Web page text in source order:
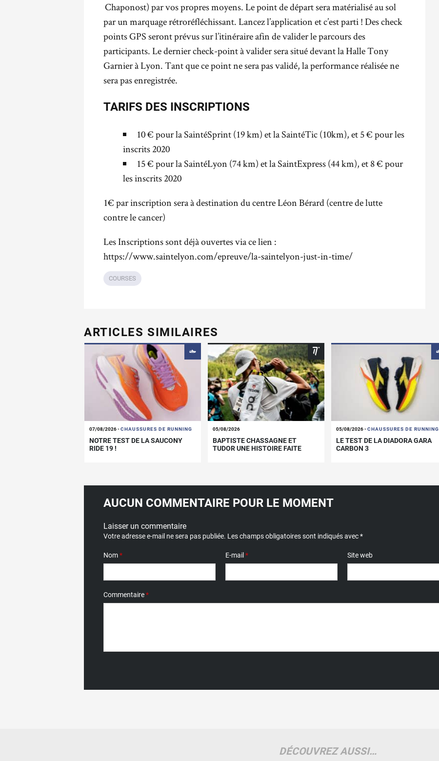
Chaponost) par vos propres moyens. Le point de départ sera matérialisé au sol
par un marquage rétroréfléchissant. Lancez l’application et c’est parti ! Des check
points GPS seront prévus sur l’itinéraire afin de valider le parcours des
participants. Le dernier check-point à valider sera situé devant la Halle Tony
Garnier à Lyon. Tant que ce point ne sera pas validé, la performance réalisée ne
sera pas enregistrée.
TARIFS DES INSCRIPTIONS
10 € pour la SaintéSprint (19 km) et la SaintéTic (10km), et 5 € pour les
inscrits 2020
15 € pour la SaintéLyon (74 km) et la SaintExpress (44 km), et 8 € pour
les inscrits 2020
1€ par inscription sera à destination du centre Léon Bérard (centre de lutte
contre le cancer)
Les Inscriptions sont déjà ouvertes via ce lien :
https://www.saintelyon.com/epreuve/la-saintelyon-just-in-time/
COURSES
ARTICLES SIMILAIRES
07/08/2026-CHAUSSURES DE RUNNING
NOTRE TEST DE LA SAUCONY
RIDE 19 !
05/08/2026
BAPTISTE CHASSAGNE ET
TUDOR UNE HISTOIRE FAITE
05/08/2026-CHAUSSURES DE RUNNING
LE TEST DE LA DIADORA GARA
CARBON 3
AUCUN COMMENTAIRE POUR LE MOMENT
Laisser un commentaire
Votre adresse e-mail ne sera pas publiée. Les champs obligatoires sont indiqués avec*
Nom* E-mail* Site web
Commentaire*
DÉCOUVREZ AUSSI…